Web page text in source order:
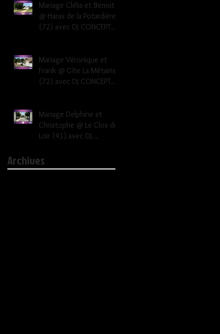
Mariage Clélia et Benoit
@ Haras de la Potardière
(72) avec DJ CONCEPT
Mariage Véronique et
Frank @ Gîte La Métairie
(72) avec DJ CONCEPT
Mariage Delphine et
Christophe @ Le Clos du
Loir (41) avec DJ
mariage 41
Archives